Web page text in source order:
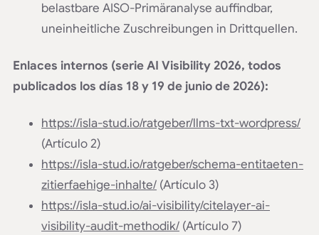
belastbare AISO-Primäranalyse auffindbar,
uneinheitliche Zuschreibungen in Drittquellen.
Enlaces internos (serie AI Visibility 2026, todos
publicados los días 18 y 19 de junio de 2026):
https://isla-stud.io/ratgeber/llms-txt-wordpress/
(Artículo 2)
https://isla-stud.io/ratgeber/schema-entitaeten-
zitierfaehige-inhalte/ (Artículo 3)
https://isla-stud.io/ai-visibility/citelayer-ai-
visibility-audit-methodik/ (Artículo 7)